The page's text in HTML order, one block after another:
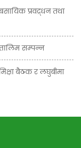
प्रवद्र्धन तथा
सम्पन्न
बैठक र लघुबीमा